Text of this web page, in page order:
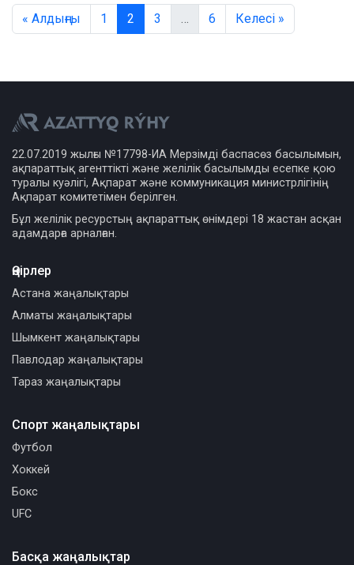
« Алдыңғы 1 2 3 6 Келесі »
22.07.2019 жылғы №17798-ИА Мерзімді баспасөз басылымын,
ақпараттық агенттікті және желілік басылымды есепке қою
туралы куәлігі, Ақпарат және коммуникация министрлігінің
Ақпарат комитетімен берілген.
Бұл желілік ресурстың ақпараттық өнімдері 18 жастан асқан
адамдарға арналған.
Өңірлер
Астана жаңалықтары
Алматы жаңалықтары
Шымкент жаңалықтары
Павлодар жаңалықтары
Тараз жаңалықтары
Спорт жаңалықтары
Футбол
Хоккей
Бокс
UFC
Басқа жаңалықтар